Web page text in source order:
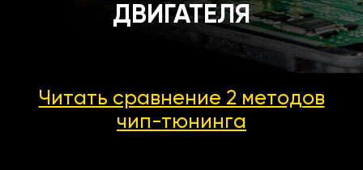
ДВИГАТЕЛЯ
Читать сравнение 2 методов
чип-тюнинга